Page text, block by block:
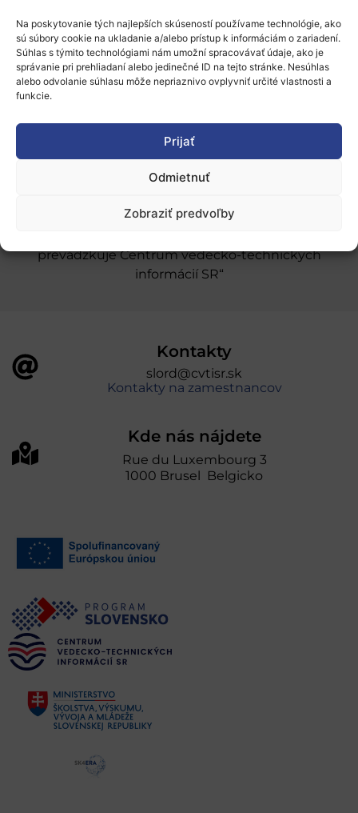
Na poskytovanie tých najlepších skúseností používame technológie, ako
sú súbory cookie na ukladanie a/alebo prístup k informáciám o zariadení.
Súhlas s týmito technológiami nám umožní spracovávať údaje, ako je
správanie pri prehliadaní alebo jedinečné ID na tejto stránke. Nesúhlas
alebo odvolanie súhlasu môže nepriaznivo ovplyvniť určité vlastnosti a
funkcie.
Prijať
Odmietnuť
Zobraziť predvoľby
Naše služby
Financovanie a podpora
Ochrana osobných údajov
„Projekt SK4ERA II je spolufinancovaný Európskou
prevádzkuje Centrum vedecko-technických
informácií SR“
Kontakty
slord@cvtisr.sk
Kontakty na zamestnancov
Kde nás nájdete
Rue du Luxembourg 3
1000 Brusel Belgicko